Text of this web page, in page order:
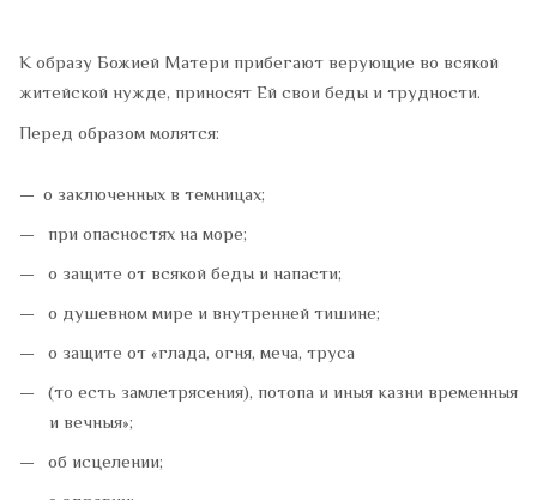
К образу Божией Матери прибегают верующие во всякой
житейской нужде, приносят Ей свои беды и трудности.
Перед образом молятся:
о заключенных в темницах;
при опасностях на море;
о защите от всякой беды и напасти;
о душевном мире и внутренней тишине;
о защите от «глада, огня, меча, труса
(то есть замлетрясения), потопа и иныя казни временныя
и вечныя»;
об исцелении;